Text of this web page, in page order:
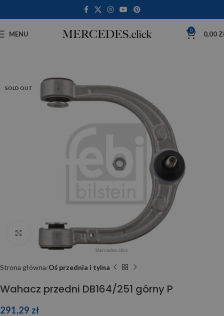
MENU 0 0,00
SOLD OUT
Click to enlarge
Strona główna Oś przednia i tylna
Wahacz przedni DB164/251 górny P
291,29 zł